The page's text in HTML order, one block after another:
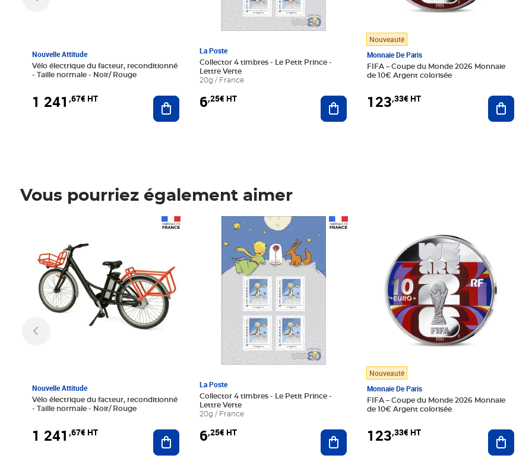
Nouvelle Attitude
Vélo électrique du facteur, reconditionné
- Taille normale - Noir/ Rouge
1 241 ,67€ HT Ajouter au panier
La Poste
Collector 4 timbres - Le Petit Prince -
Lettre Verte
20g / France
6,25€ HT Ajouter au panier
Nouveauté
Monnaie De Paris
FIFA – Coupe du Monde 2026 Monnaie
de 10€ Argent colorisée
123,33€ HT
Vous pourriez également aimer
Nouvelle Attitude
Vélo électrique du facteur, reconditionné
- Taille normale - Noir/ Rouge
1 241 ,67€ HT Ajouter au panier
La Poste
Collector 4 timbres - Le Petit Prince -
Lettre Verte
20g / France
6,25€ HT
Prix 6,25€ HT
Ajouter au panier
Nouveauté
Monnaie De Paris
FIFA – Coupe du Monde 2026 Monnaie
de 10€ Argent colorisée
123,33€ HT